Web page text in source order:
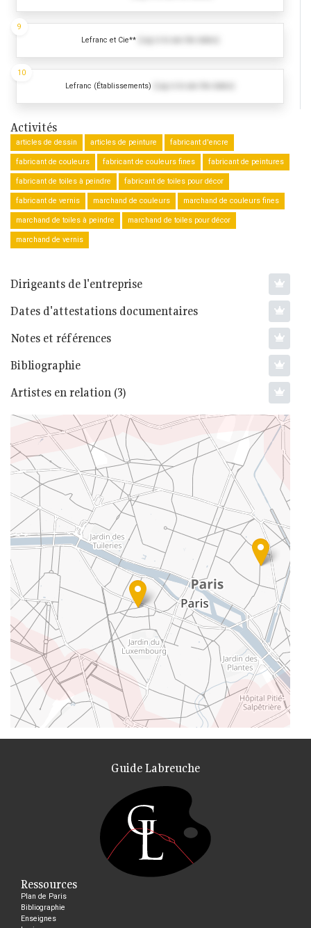
Lefranc et Cie**
9
Lefranc (Établissements)
10
Activités
articles de dessin articles de peinture fabricant d'encre
fabricant de couleurs fabricant de couleurs fines fabricant de peintures
fabricant de toiles à peindre fabricant de toiles pour décor
fabricant de vernis marchand de couleurs marchand de couleurs fines
marchand de toiles à peindre marchand de toiles pour décor
marchand de vernis
Dirigeants de l'entreprise
Dates d'attestations documentaires
Notes et références
Bibliographie
Artistes en relation (3)
Guide Labreuche
Ressources
Plan de Paris
Bibliographie
Enseignes